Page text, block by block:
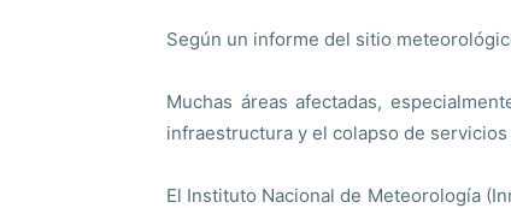
Según un informe del sitio
Muchas áreas afectadas,
infraestructura y el colapso de
El Instituto Nacional de Meteorología